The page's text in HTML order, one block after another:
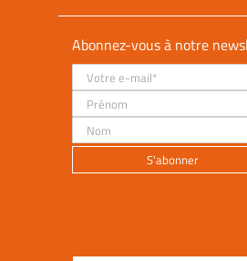
Abonnez-vous à notre